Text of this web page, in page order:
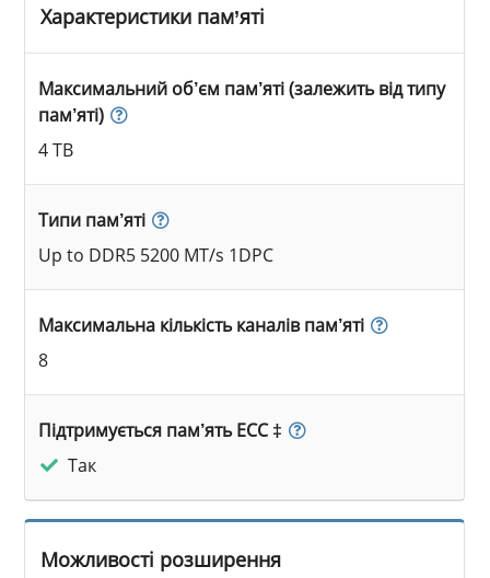
Характеристики пам’яті
Максимальний об’єм пам’яті (залежить від типу
пам’яті)
4 TB
Типи пам’яті
Up to DDR5 5200 MT/s 1DPC
Максимальна кількість каналів пам’яті
8
Підтримується пам’ять ECC ‡
Так
Можливості розширення